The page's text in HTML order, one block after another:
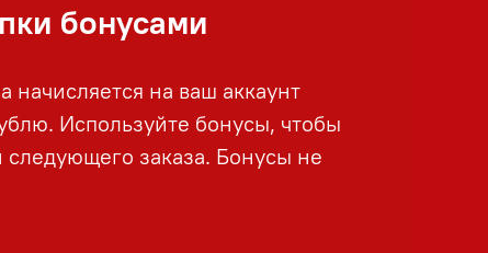
бонусами
начисляется на ваш аккаунт
Используйте бонусы, чтобы
следующего заказа. Бонусы не